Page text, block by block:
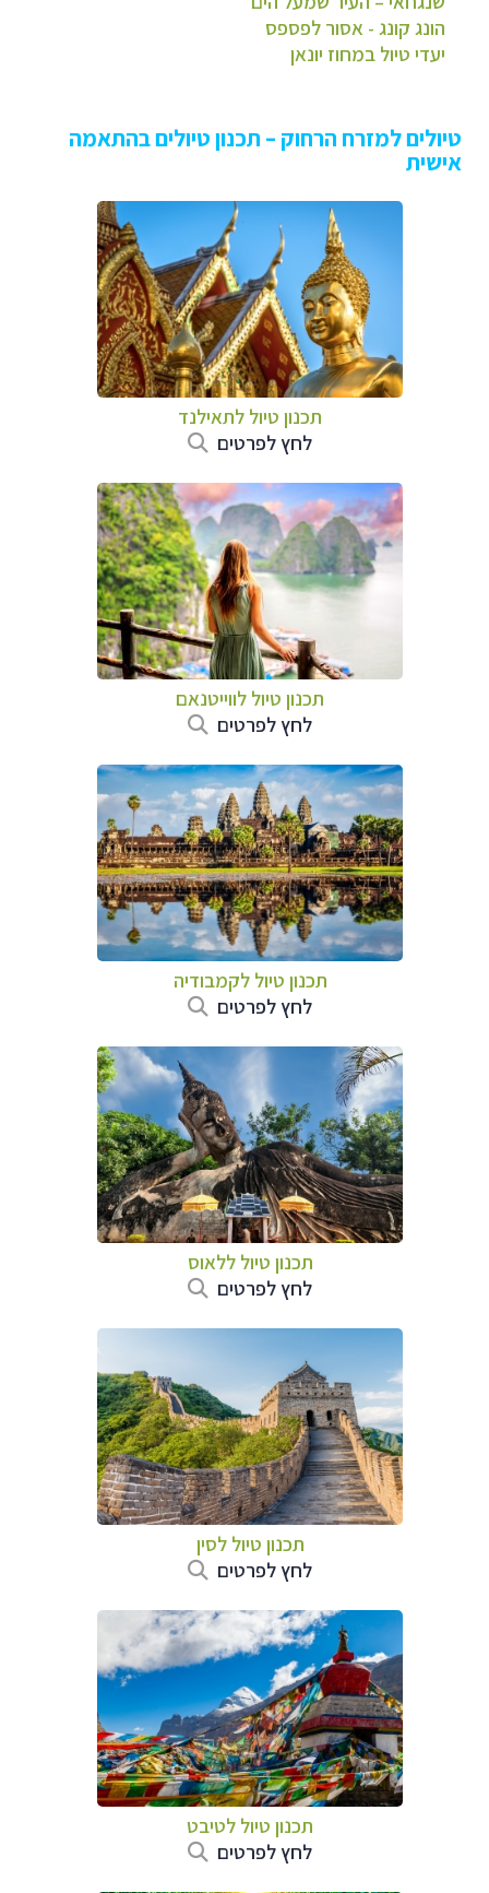
הונג קונג - אסור לפספס
יעדי טיול במחוז יונאן
טיולים למזרח הרחוק – תכנון טיולים בהתאמה
אישית
תכנון טיול לתאילנד
לחץ לפרטים
תכנון טיול לווייטנאם
לחץ לפרטים
תכנון טיול לקמבודיה
לחץ לפרטים
תכנון טיול ללאוס
לחץ לפרטים
תכנון טיול לסין
לחץ לפרטים
תכנון טיול לטיבט
לחץ לפרטים